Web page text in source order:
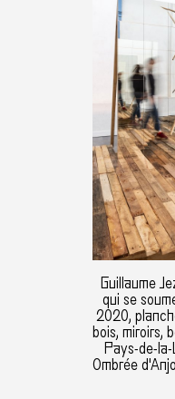
Guillaume
qui se
2020,
bois, miroirs,
Pays-de-
Ombrée